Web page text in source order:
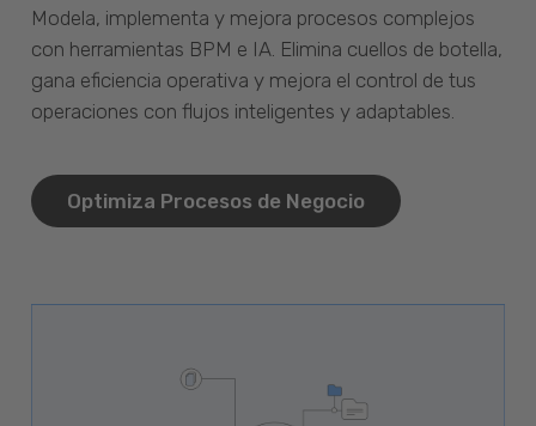
Modela, implementa y mejora procesos complejos
con herramientas BPM e IA. Elimina cuellos de botella,
gana eficiencia operativa y mejora el control de tus
operaciones con flujos inteligentes y adaptables.
Optimiza Procesos de Negocio